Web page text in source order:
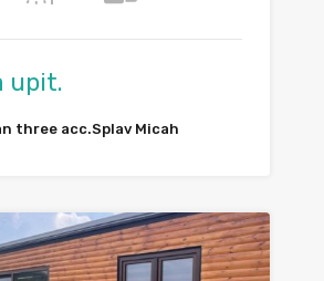
upit.
three acc.Splav Micah